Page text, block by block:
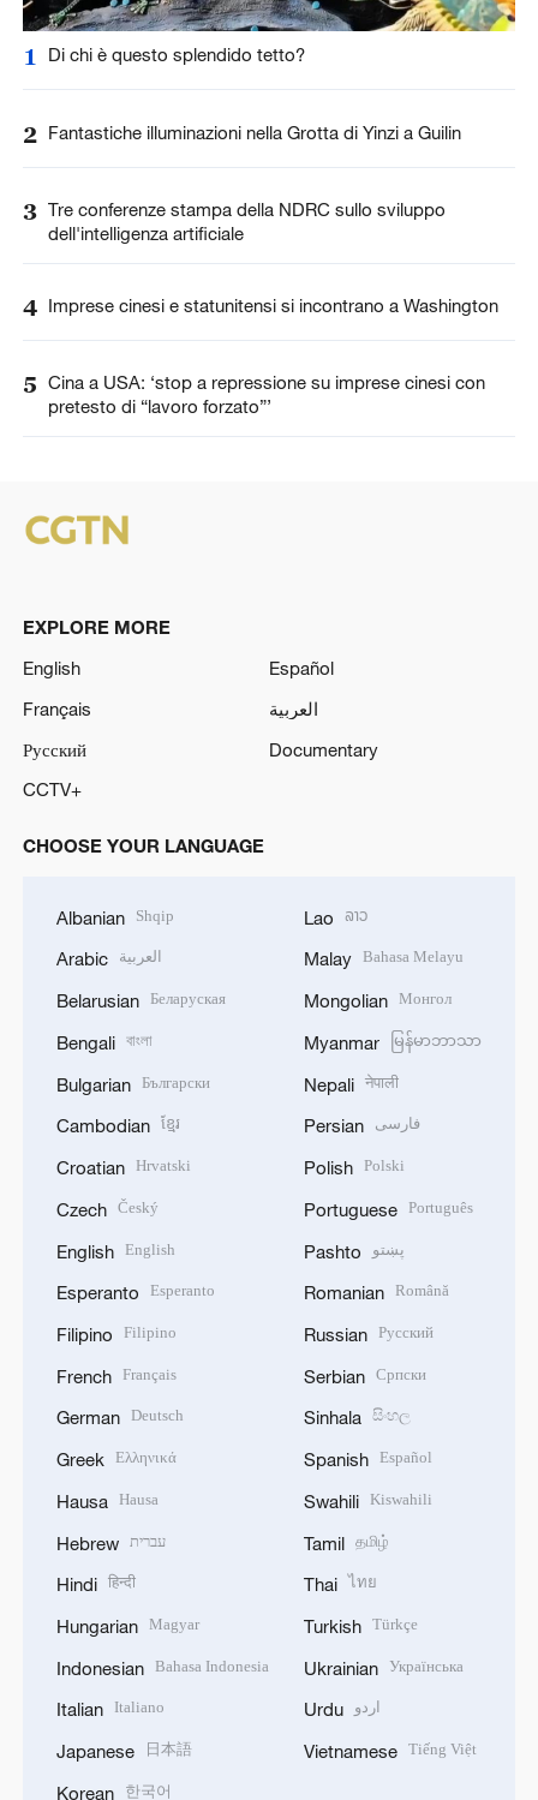
1 Di chi è questo splendido tetto?
2 Fantastiche illuminazioni nella Grotta di Yinzi a Guilin
3 Tre conferenze stampa della NDRC sullo sviluppo
dell'intelligenza artificiale
4 Imprese cinesi e statunitensi si incontrano a Washington
5 Cina a USA: ‘stop a repressione su imprese cinesi con
pretesto di “lavoro forzato”’
EXPLORE MORE
English
Español
Français
العربية
Русский
Documentary
CCTV+
CHOOSE YOUR LANGUAGE
Albanian Shqip
Arabic العربية
Belarusian Беларуская
Bengali বাংলা
Bulgarian Български
Cambodian ខ្មែរ
Croatian Hrvatski
Czech Český
English English
Esperanto Esperanto
Filipino Filipino
French Français
German Deutsch
Greek Ελληνικά
Hausa Hausa
Hebrew עברית
Hindi हिन्दी
Hungarian Magyar
Indonesian Bahasa Indonesia
Italian Italiano
Japanese 日本語
Korean 한국어
Lao ລາວ
Malay Bahasa Melayu
Mongolian Монгол
Myanmar မြန်မာဘာသာ
Nepali नेपाली
Persian فارسی
Polish Polski
Portuguese Português
Pashto پښتو
Romanian Română
Russian Русский
Serbian Српски
Sinhala සිංහල
Spanish Español
Swahili Kiswahili
Tamil தமிழ்
Thai ไทย
Turkish Türkçe
Ukrainian Українська
Urdu اردو
Vietnamese Tiếng Việt